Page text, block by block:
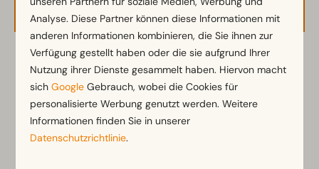
Einbauküche
Kühlschrank
Nespresso-Maschine
Wasserkocher
Standort
Freistehend
2 Gäste
Sa 08-08-2026 Mo 10-08-2026
Fr
Analyse. Diese Partner können diese Informationen mit
anderen Informationen kombinieren, die Sie ihnen zur
Verfügung gestellt haben oder die sie aufgrund Ihrer
Nutzung ihrer Dienste gesammelt haben. Hiervon macht
sichGoogle Gebrauch, wobei die Cookies für
personalisierte Werbung genutzt werden. Weitere
Informationen finden Sie in unserer
Datenschutzrichtlinie.